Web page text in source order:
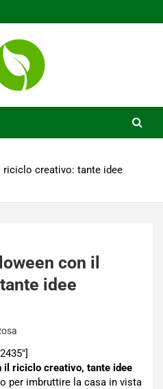
creativo: tante idee
con il
idee
il riciclo creativo, tante idee
per imbruttire la casa in vista